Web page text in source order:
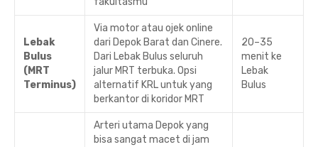
Lebak
Bulus
(MRT
Terminus)
Via motor atau ojek online
dari Depok Barat dan Cinere.
Dari Lebak Bulus seluruh
jalur MRT terbuka. Opsi
alternatif KRL untuk yang
berkantor di koridor MRT
20–35
menit ke
Lebak
Bulus
Arteri utama Depok yang
bisa sangat macet di jam